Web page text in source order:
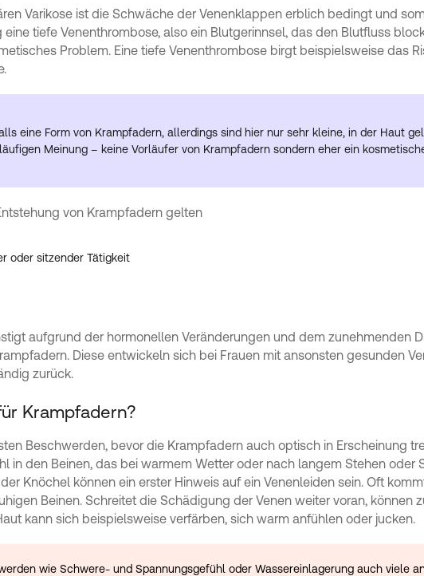
Varikose ist die Schwäche der Venenklappen erblich bedingt und
tiefe Venenthrombose, also ein Blutgerinnsel, das den Blutfluss
Problem. Eine tiefe Venenthrombose birgt beispielsweise das
eine Form von Krampfadern, allerdings sind hier nur sehr kleine, in der Haut
Meinung – keine Vorläufer von Krampfadern sondern eher ein
von Krampfadern gelten
oder sitzender Tätigkeit
aufgrund der hormonellen Veränderungen und dem zunehmenden
Diese entwickeln sich bei Frauen mit ansonsten gesunden
zurück.
Krampfadern?
Beschwerden, bevor die Krampfadern auch optisch in Erscheinung
in den Beinen, das bei warmem Wetter oder nach langem Stehen oder
Knöchel können ein erster Hinweis auf ein Venenleiden sein. Oft
Beinen. Schreitet die Schädigung der Venen weiter voran, können
kann sich beispielsweise verfärben, sich warm anfühlen oder jucken.
wie Schwere- und Spannungsgefühl oder Wassereinlagerung auch viele